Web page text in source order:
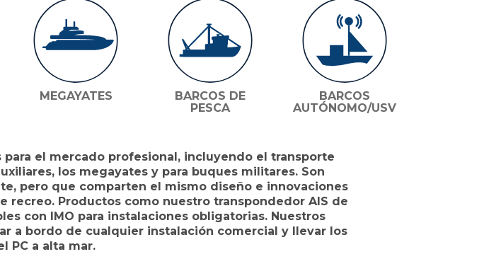
MEGAYATES
BARCOS DE
PESCA
BARCOS
AUTÓNOMO/USV
el mercado profesional, incluyendo el transporte
los megayates y para buques militares. Son
pero que comparten el mismo diseño e innovaciones
Productos como nuestro transpondedor AIS de
con IMO para instalaciones obligatorias. Nuestros
a bordo de cualquier instalación comercial y llevar los
PC a alta mar.